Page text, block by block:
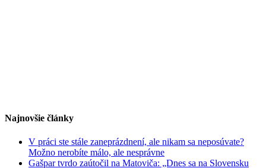
Najnovšie články
V práci ste stále zaneprázdnení, ale nikam sa neposúvate?
Možno nerobíte málo, ale nesprávne
Gašpar tvrdo zaútočil na Matoviča: „Dnes sa na Slovensku